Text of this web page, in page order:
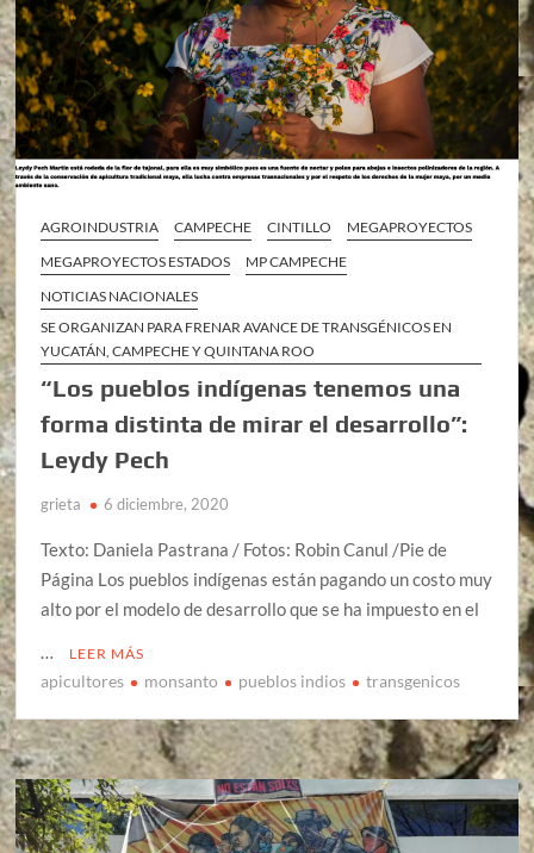
AGROINDUSTRIA CAMPECHE CINTILLO
MEGAPROYECTOS
MEGAPROYECTOS ESTADOS
MP CAMPECHE
NOTICIAS NACIONALES
SE ORGANIZAN PARA FRENAR AVANCE DE TRANSGÉNICOS EN
YUCATÁN, CAMPECHE Y QUINTANA ROO
“Los pueblos indígenas tenemos una
forma distinta de mirar el desarrollo”:
Leydy Pech
grieta 6 diciembre, 2020
Texto: Daniela Pastrana / Fotos: Robin Canul /Pie de
Página Los pueblos indígenas están pagando un costo muy
alto por el modelo de desarrollo que se ha impuesto en el
…
LEER MÁS
apicultores monsanto pueblos indios transgenicos